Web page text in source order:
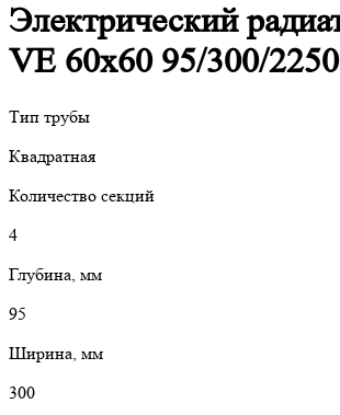
Электрический
VE 60х60 95/300/
Тип трубы
Квадратная
Количество секций
4
Глубина, мм
95
Ширина, мм
300